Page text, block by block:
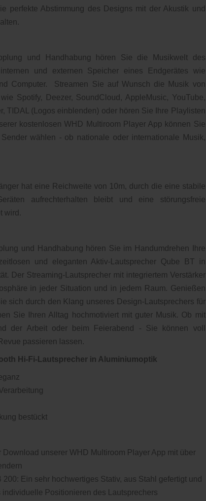
perfekte Abstimmung des Designs mit der Akustik und
und Handhabung hören Sie die Musikwelt des
und externen Speicher eines Endgerätes wie
Computer. Streamen Sie auf Wunsch die Musik von
Spotify, Deezer, SoundCloud, AppleMusic, YouTube,
TIDAL (Logos einblenden) oder hören Sie Ihre Playlisten
kostenlosen WHD Multiroom Player App können Sie
wählen - ob nationale oder internationale Musik,
hat eine Reichweite von 10m, durch die eine stabile
aufrechterhalten bleibt und eine störungsfreie
wird.
und Handhabung hören Sie im Handumdrehen Ihre
und eleganten Aktiv-Lautsprecher Qube BT in
Der Streaming-Lautsprecher mit integriertem Verstärker
in jeder Situation und in jedem Raum. Genießen
sich durch den Klang unseres Design-Lautsprechers für
Sie Ihren Alltag hochmotiviert mit guter Musik. Ob mit
der Arbeit oder beim Feierabend - Sie können voll
passieren lassen.
Hi-Fi-Lautsprecher in Aluminiumoptik
bestückt
Download unserer WHD Multiroom Player App mit über
Ein sehr hochwertiges Stativ, aus Stahl gefertigt und
individuelle Positionieren des Lautsprechers